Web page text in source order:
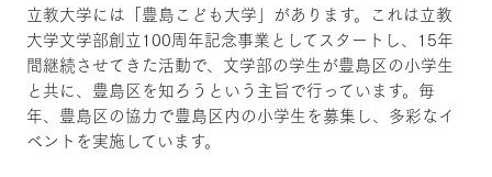
立教大学には「豊島こども大学」があります。これは立教
大学文学部創立100周年記念事業としてスタートし、15年
間継続させてきた活動で、文学部の学生が豊島区の小学生
と共に、豊島区を知ろうという主旨で行っています。毎
年、豊島区の協力で豊島区内の小学生を募集し、多彩なイ
ベントを実施しています。